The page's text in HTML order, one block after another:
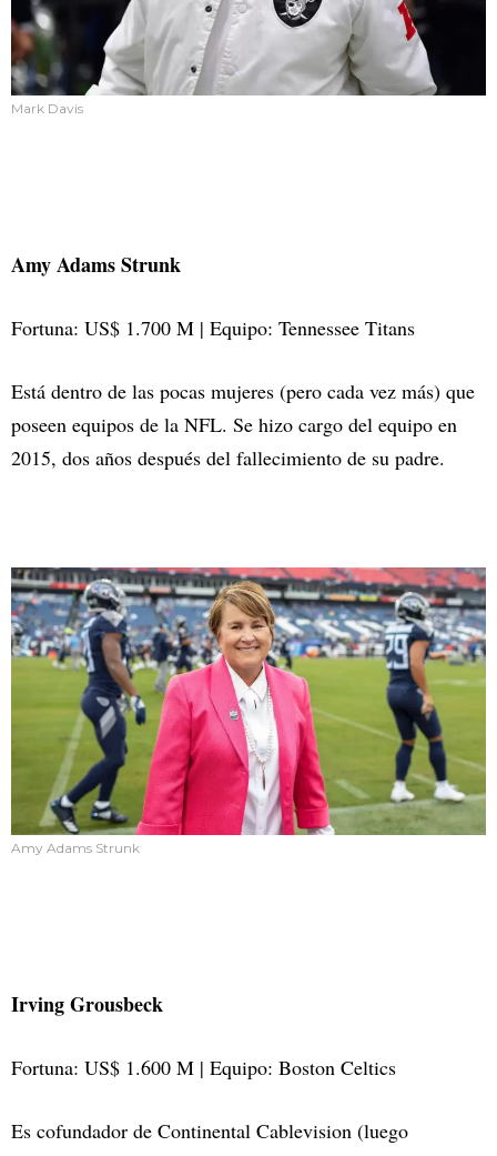
Mark Davis
Amy Adams Strunk
Fortuna: US$ 1.700 M | Equipo: Tennessee Titans
Está dentro de las pocas mujeres (pero cada vez más) que
poseen equipos de la NFL. Se hizo cargo del equipo en
2015, dos años después del fallecimiento de su padre.
Amy Adams Strunk
Irving Grousbeck
Fortuna: US$ 1.600 M | Equipo: Boston Celtics
Es cofundador de Continental Cablevision (luego